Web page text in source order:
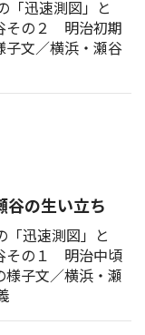
迅速測図」と
その２ 明治初期
文／横浜・瀬谷
谷の生い立ち
迅速測図」と
その１ 明治中頃
様子文／横浜・瀬